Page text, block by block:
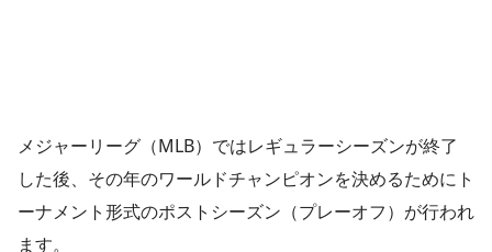
メジャーリーグ（MLB）ではレギュラーシーズンが終了
した後、その年のワールドチャンピオンを決めるためにト
ーナメント形式のポストシーズン（プレーオフ）が行われ
ます。